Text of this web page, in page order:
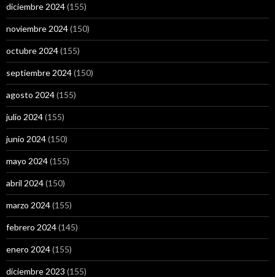
diciembre 2024(155)
noviembre 2024(150)
octubre 2024(155)
septiembre 2024(150)
agosto 2024(155)
julio 2024(155)
junio 2024(150)
mayo 2024(155)
abril 2024(150)
marzo 2024(155)
febrero 2024(145)
enero 2024(155)
diciembre 2023 (155)